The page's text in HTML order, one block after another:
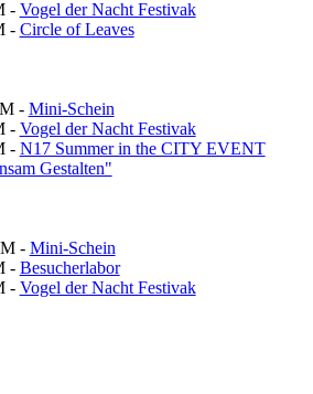
- Vogel der Nacht Festivak
- Circle of Leaves
- Mini-Schein
- Vogel der Nacht Festivak
- N17 Summer in the CITY EVENT
Gestalten"
- Mini-Schein
- Besucherlabor
- Vogel der Nacht Festivak